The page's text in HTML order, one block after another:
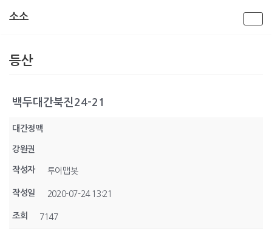
츠
너
기
소소
등산
백두대간북진24-21
대간정맥
강원권
작성자 투어맵봇
작성일 2020-07-24 13:21
조회 7147